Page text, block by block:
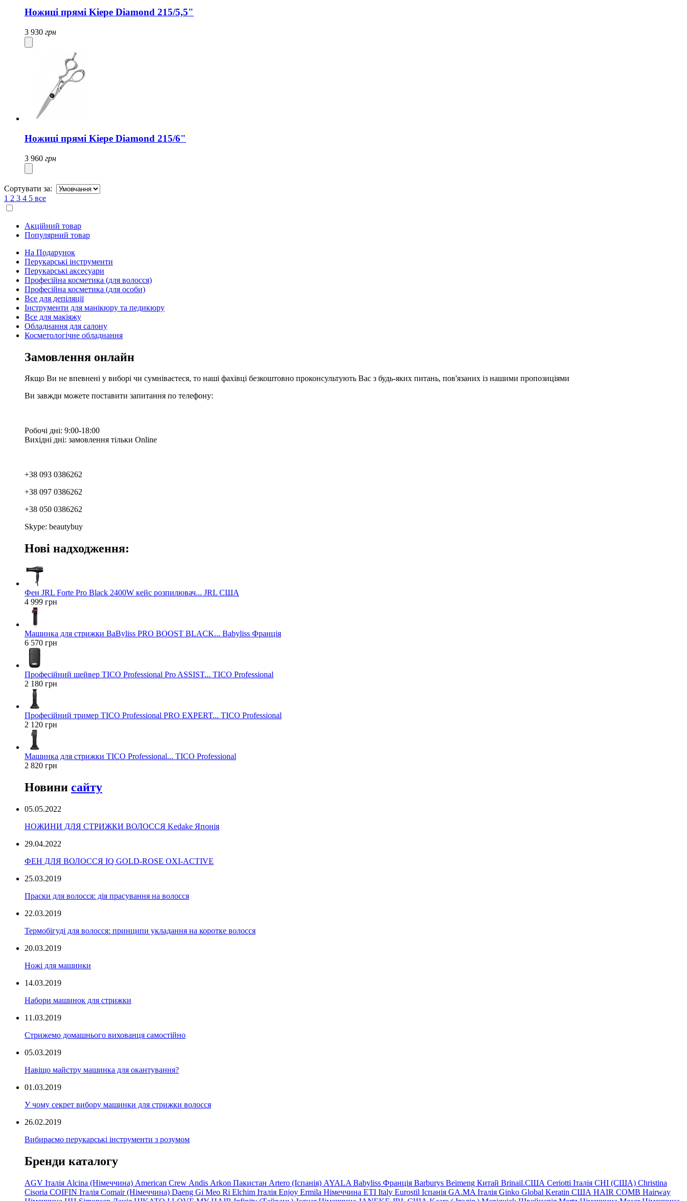
Ножиці прямі Kiepe Diamond 215/5,5"
3 930 грн
Ножиці прямі Kiepe Diamond 215/6"
3 960 грн
Сортувати за:
1 2 3 4 5 все
Акційний товар
Популярний товар
На Подарунок
Перукарські інструменти
Перукарські аксесуари
Професійна косметика (для волосся)
Професійна косметика (для особи)
Все для депіляції
Інструменти для манікюру та педикюру
Все для макіяжу
Обладнання для салону
Косметологічне обладнання
Замовлення онлайн
Якщо Ви не впевнені у виборі чи сумніваєтеся, то наші фахівці безкоштовно проконсультують Вас з будь-яких питань, пов'язаних із нашими пропозиціями
Ви завжди можете поставити запитання по телефону:
Робочі дні: 9:00-18:00
Вихідні дні: замовлення тільки Online
+38 093 0386262
+38 097 0386262
+38 050 0386262
Skype: beautybuy
Нові надходження:
Фен JRL Forte Pro Black 2400W кейс розпилювач... JRL США
4 999 грн
Машинка для стрижки BaByliss PRO BOOST BLACK... Babyliss Франція
6 570 грн
Професійний шейвер TICO Professional Pro ASSIST... TICO Professional
2 180 грн
Професійний тример TICO Professional PRO EXPERT... TICO Professional
2 120 грн
Машинка для стрижки TICO Professional... TICO Professional
2 820 грн
Новини сайту
05.05.2022
НОЖИНИ ДЛЯ СТРИЖКИ ВОЛОССЯ Kedake Японія
29.04.2022
ФЕН ДЛЯ ВОЛОССЯ IQ GOLD-ROSE OXI-ACTIVE
25.03.2019
Праски для волосся: дія прасування на волосся
22.03.2019
Термобігуді для волосся: принципи укладання на коротке волосся
20.03.2019
Ножі для машинки
14.03.2019
Набори машинок для стрижки
11.03.2019
Стрижемо домашнього вихованця самостійно
05.03.2019
Навіщо майстру машинка для окантування?
01.03.2019
У чому секрет вибору машинки для стрижки волосся
26.02.2019
Вибираємо перукарські інструменти з розумом
Бренди каталогу
AGV Італія Alcina (Німеччина) American Crew Andis Arkon Пакистан Artero (Іспанія) AYALA Babyliss Франція Barburys Beimeng Китай Brinail.США Ceriotti Італія CHI (США) Christina
Cisoria COIFIN Італія Comair(Німеччина) Daeng Gi Meo Ri Elchim Італія Enjoy Ermila Німеччина ETI Italy Eurostil Іспанія GA.MA Італія Ginko Global Keratin США HAIR COMB Hairway